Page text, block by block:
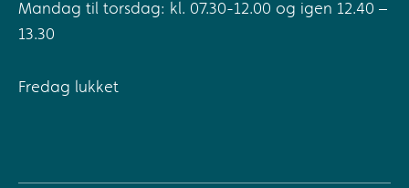
Mandag til torsdag: kl. 07.30-12.00 og igen 12.40 –
13.30
Fredag lukket